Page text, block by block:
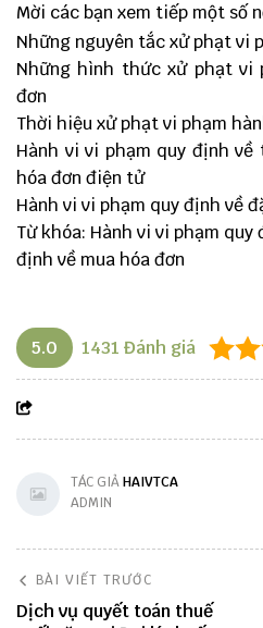
Mời các bạn xem tiếp một số
Những nguyên tắc xử phạt vi
Những hình thức xử phạt vi
đơn
Thời hiệu xử phạt vi phạm
Hành vi vi phạm quy định
hóa đơn điện tử
Hành vi vi phạm quy định về
Từ khóa: Hành vi vi phạm
định về mua hóa đơn
5.0 1431 Đánh giá
TÁC GIẢHAIVTCA
ADMIN
BÀI VIẾT TRƯỚC
Dịch vụ quyết toán thuế